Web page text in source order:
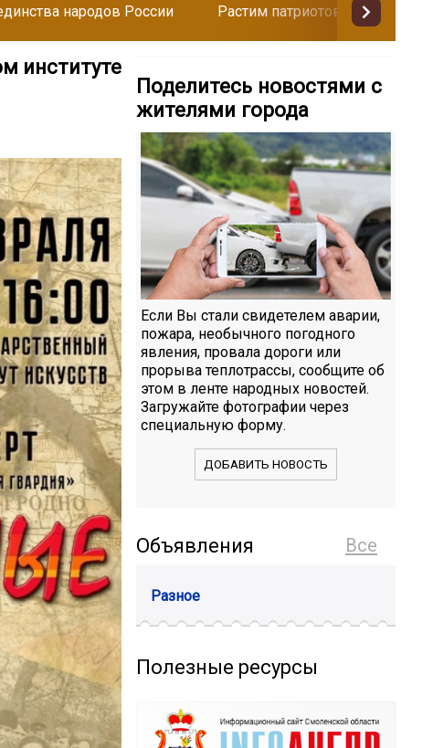
народов России Растим патриотов
институте
Поделитесь новостями с
жителями города
Если Вы стали свидетелем аварии,
пожара, необычного погодного
явления, провала дороги или
прорыва теплотрассы, сообщите об
этом в ленте народных новостей.
Загружайте фотографии через
специальную форму.
ДОБАВИТЬ НОВОСТЬ
Все
Объявления
Разное
Полезные ресурсы